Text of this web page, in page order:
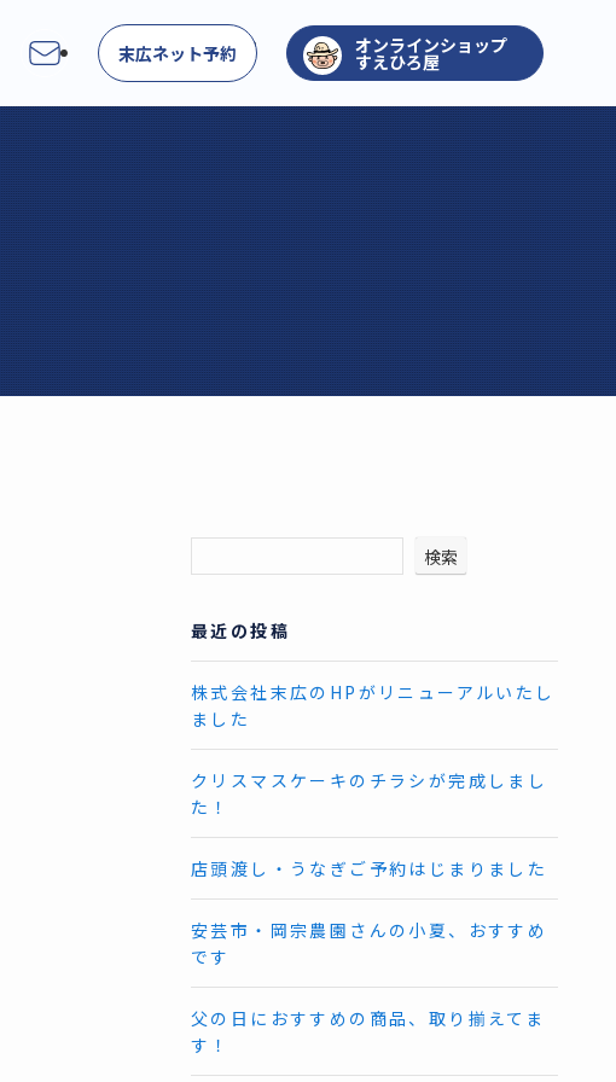
お問い合わせ
末広ネット予約 すえひろ屋
検索
最近の投稿
株式会社末広のHPがリニューアルいたし
ました
クリスマスケーキのチラシが完成しまし
た！
店頭渡し・うなぎご予約はじまりました
安芸市・岡宗農園さんの小夏、おすすめ
です
父の日におすすめの商品、取り揃えてま
す！